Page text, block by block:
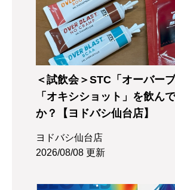
＜試飲会＞STC「オーバーブ
「オキシショット」を飲ん
か？【ヨドバシ仙台店】
ヨドバシ仙台店
2026/08/08 更新